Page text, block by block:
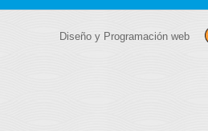
Diseño y Programación web